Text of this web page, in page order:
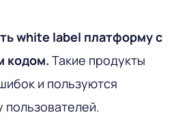
white label платформу с
кодом. Такие продукты
и пользуются